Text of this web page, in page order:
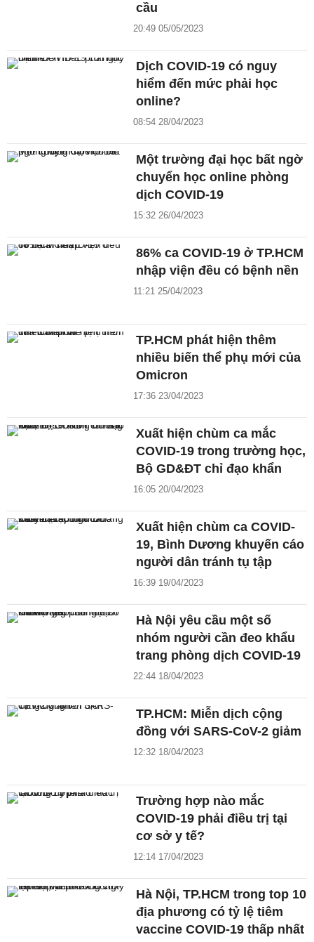
cầu
20:49 05/05/2023
Dịch COVID-19 có nguy
hiểm đến mức phải học
online?
08:54 28/04/2023
Một trường đại học bất ngờ
chuyển học online phòng
dịch COVID-19
15:32 26/04/2023
86% ca COVID-19 ở TP.HCM
nhập viện đều có bệnh nền
11:21 25/04/2023
TP.HCM phát hiện thêm
nhiều biến thể phụ mới của
Omicron
17:36 23/04/2023
Xuất hiện chùm ca mắc
COVID-19 trong trường học,
Bộ GD&ĐT chỉ đạo khẩn
16:05 20/04/2023
Xuất hiện chùm ca COVID-
19, Bình Dương khuyến cáo
người dân tránh tụ tập
16:39 19/04/2023
Hà Nội yêu cầu một số
nhóm người cần đeo khẩu
trang phòng dịch COVID-19
22:44 18/04/2023
TP.HCM: Miễn dịch cộng
đồng với SARS-CoV-2 giảm
12:32 18/04/2023
Trường hợp nào mắc
COVID-19 phải điều trị tại
cơ sở y tế?
12:14 17/04/2023
Hà Nội, TP.HCM trong top 10
địa phương có tỷ lệ tiêm
vaccine COVID-19 thấp nhất